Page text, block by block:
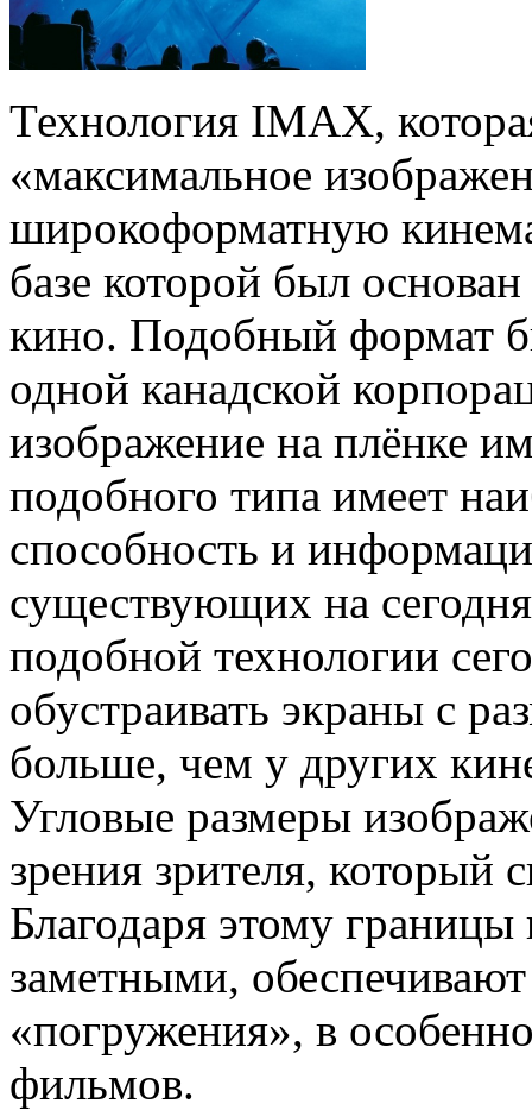
Технология IMAX,
«максимальное
широкоформатную
базе которой был
кино. Подобный формат
одной канадской
изображение на плёнке
подобного типа имеет
способность и
существующих на
подобной технологии
обустраивать экраны с
больше, чем у других
Угловые размеры
зрения зрителя, который
Благодаря этому границы
заметными,
«погружения», в
фильмов.